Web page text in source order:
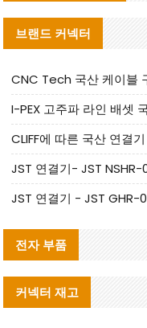
브랜드 커넥터
I-PEX 고주파 라인 배셋
CLIFF에 따른 국산 연결
전자 부품
커넥터 재고